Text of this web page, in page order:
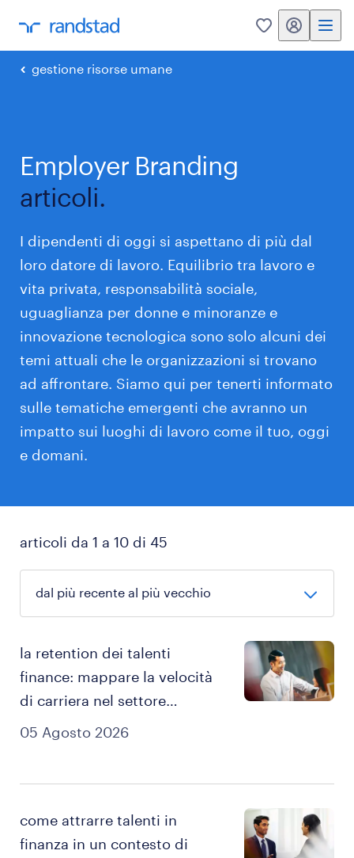
0 my randstad
gestione risorse umane
Employer Branding
articoli.
I dipendenti di oggi si aspettano di più dal
loro datore di lavoro. Equilibrio tra lavoro e
vita privata, responsabilità sociale,
uguaglianza per donne e minoranze e
innovazione tecnologica sono solo alcuni dei
temi attuali che le organizzazioni si trovano
ad affrontare. Siamo qui per tenerti informato
sulle tematiche emergenti che avranno un
impatto sui luoghi di lavoro come il tuo, oggi
e domani.
articoli da 1 a 10 di 45
05 Agosto 2026
la retention dei talenti
finance: mappare la velocità
di carriera nel settore
finanziario.
come attrarre talenti in
finanza in un contesto di